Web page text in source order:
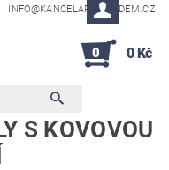
INFO@KANCELAR-SKLADEM.CZ
0 0 Kč
S KOVOVOU